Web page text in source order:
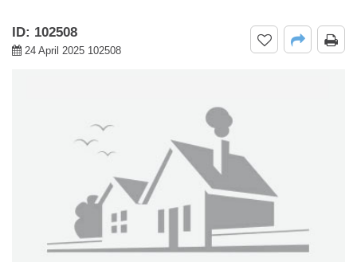
ID: 102508
24 April 2025 102508